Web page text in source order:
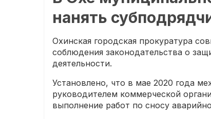
нанять
Охинская городская прокуратура
соблюдения законодательства о
деятельности.
Установлено, что в мае 2020 года
руководителем коммерческой
выполнение работ по сносу